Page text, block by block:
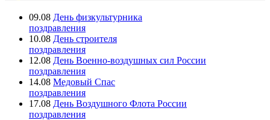
09.08 День физкультурника
поздравления
10.08 День строителя
поздравления
12.08 День Военно-воздушных сил России
поздравления
14.08 Медовый Спас
поздравления
17.08 День Воздушного Флота России
поздравления